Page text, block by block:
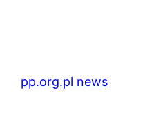
pp.org.pl news